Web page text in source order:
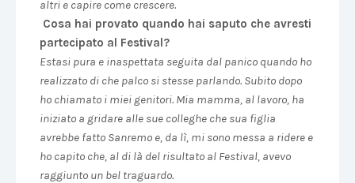
altri e capire come crescere.
Cosa hai provato quando hai saputo che avresti
partecipato al Festival?
Estasi pura e inaspettata seguita dal panico quando ho
realizzato di che palco si stesse parlando. Subito dopo
ho chiamato i miei genitori. Mia mamma, al lavoro, ha
iniziato a gridare alle sue colleghe che sua figlia
avrebbe fatto Sanremo e, da lì, mi sono messa a ridere e
ho capito che, al di là del risultato al Festival, avevo
raggiunto un bel traguardo.